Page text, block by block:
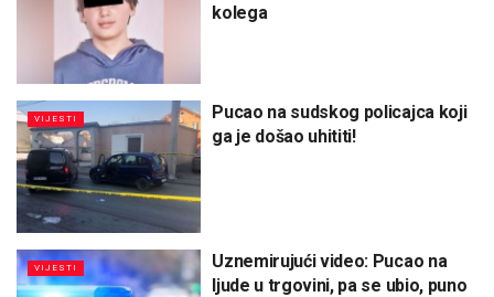
kolega
VIJESTI
Pucao na sudskog policajca koji
ga je došao uhititi!
VIJESTI
Uznemirujući video: Pucao na
ljude u trgovini, pa se ubio, puno